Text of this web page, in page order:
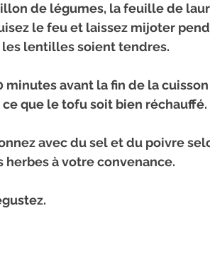
de légumes, la feuille de
le feu et laissez mijoter
les lentilles soient tendres.
minutes avant la fin de la
que le tofu soit bien réchauffé.
avec du sel et du poivre
herbes à votre convenance.